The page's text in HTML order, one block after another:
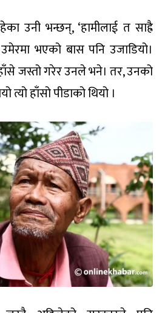
उनी भन्छन्, ‘हामीलाई त साह्रै
भएको बास पनि उजाडियो।
जस्तो गरेर उनले भने। तर, उनको
हाँसो पीडाको थियो ।